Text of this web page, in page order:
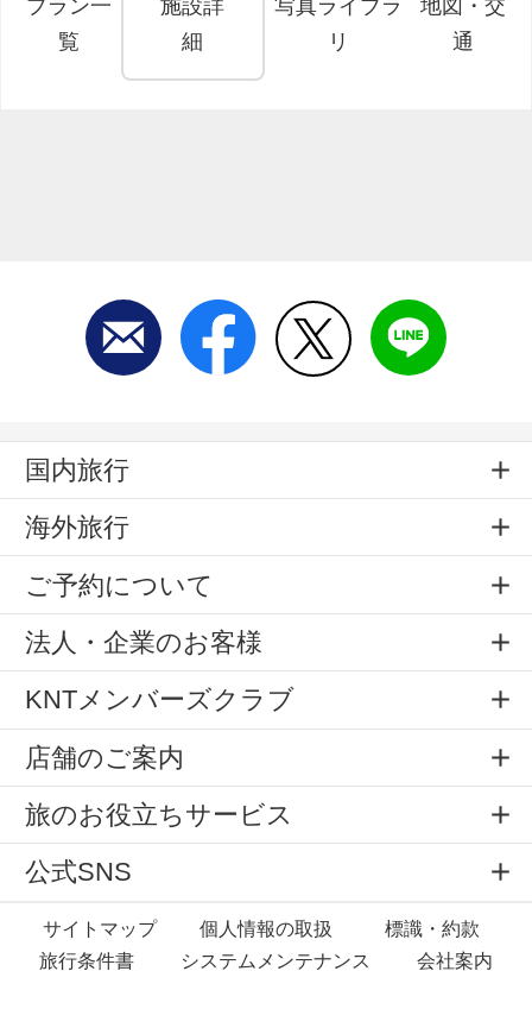
プラン一
覧
施設詳
細
写真ライブラ
リ
地図・交
通
国内旅行
海外旅行
ご予約について
法人・企業のお客様
KNTメンバーズクラブ
店舗のご案内
旅のお役立ちサービス
公式SNS
サイトマップ 個人情報の取扱
標識・約款
旅行条件書
システムメンテナンス 会社案内